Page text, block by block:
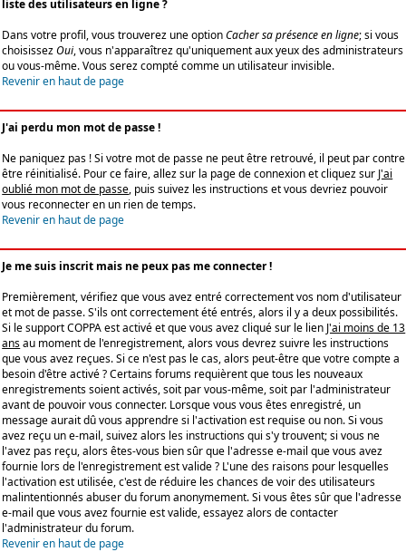
liste des utilisateurs en ligne ?
Dans votre profil, vous trouverez une optionCacher sa présence en ligne; si vous
choisissezOui, vous n'apparaîtrez qu'uniquement aux yeux des administrateurs
ou vous-même. Vous serez compté comme un utilisateur invisible.
Revenir en haut de page
J'ai perdu mon mot de passe !
Ne paniquez pas ! Si votre mot de passe ne peut être retrouvé, il peut par contre
être réinitialisé. Pour ce faire, allez sur la page de connexion et cliquez sur J'ai
oublié mon mot de passe, puis suivez les instructions et vous devriez pouvoir
vous reconnecter en un rien de temps.
Revenir en haut de page
Je me suis inscrit mais ne peux pas me connecter !
Premièrement, vérifiez que vous avez entré correctement vos nom d'utilisateur
et mot de passe. S'ils ont correctement été entrés, alors il y a deux possibilités.
Si le support COPPA est activé et que vous avez cliqué sur le lien J'ai moins de 13
ansau moment de l'enregistrement, alors vous devrez suivre les instructions
que vous avez reçues. Si ce n'est pas le cas, alors peut-être que votre compte a
besoin d'être activé ? Certains forums requièrent que tous les nouveaux
enregistrements soient activés, soit par vous-même, soit par l'administrateur
avant de pouvoir vous connecter. Lorsque vous vous êtes enregistré, un
message aurait dû vous apprendre si l'activation est requise ou non. Si vous
avez reçu un e-mail, suivez alors les instructions qui s'y trouvent; si vous ne
l'avez pas reçu, alors êtes-vous bien sûr que l'adresse e-mail que vous avez
fournie lors de l'enregistrement est valide ? L'une des raisons pour lesquelles
l'activation est utilisée, c'est de réduire les chances de voir des utilisateurs
malintentionnés abuser du forum anonymement. Si vous êtes sûr que l'adresse
e-mail que vous avez fournie est valide, essayez alors de contacter
l'administrateur du forum.
Revenir en haut de page